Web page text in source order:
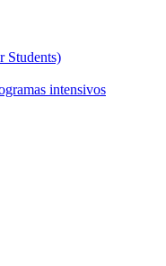
Students)
intensivos